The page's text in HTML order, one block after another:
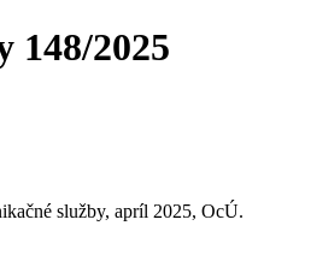
2025
služby, apríl 2025, OcÚ.